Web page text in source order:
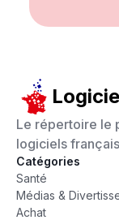
Le répertoire le
logiciels
Catégories
Santé
Médias &
Achat